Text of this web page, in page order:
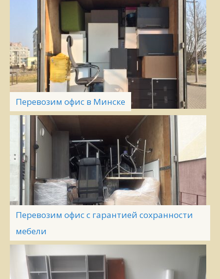
Перевозим офис в Минске
Перевозим офис с гарантией сохранности
мебели